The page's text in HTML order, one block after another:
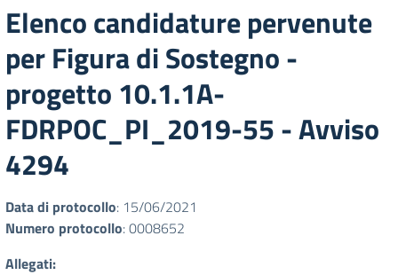
Elenco candidature pervenute
per Figura di Sostegno -
progetto 10.1.1A-
FDRPOC_PI_2019-55 - Avviso
4294
Data di protocollo: 15/06/2021
Numero protocollo: 0008652
Allegati: